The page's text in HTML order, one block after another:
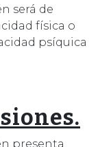
será de
física o
psíquica
presenta